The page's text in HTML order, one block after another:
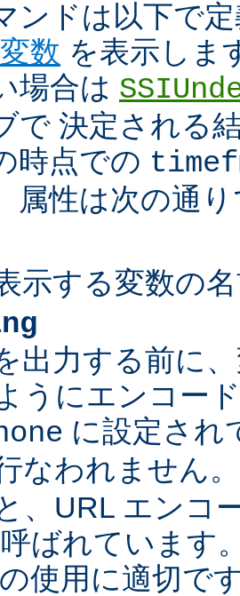
ンドは以下で
数 を表示しま
場合は
で 決定される
時点での
属性は次の通
示する変数の
出力する前に
うにエンコー
に設定され
なわれません
、URL エンコ
ばれています
使用に適切で